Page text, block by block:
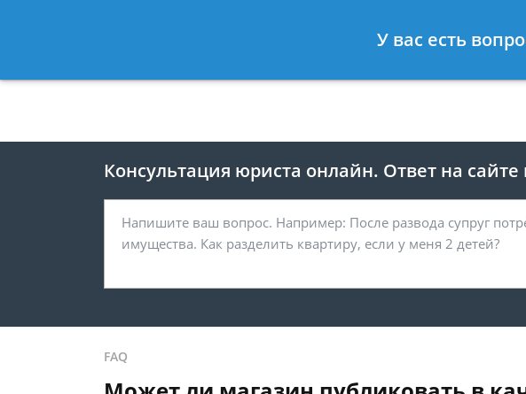
8 812 425-67-81
Консультация юриста онлайн. Ответ на
FAQ
У вас есть